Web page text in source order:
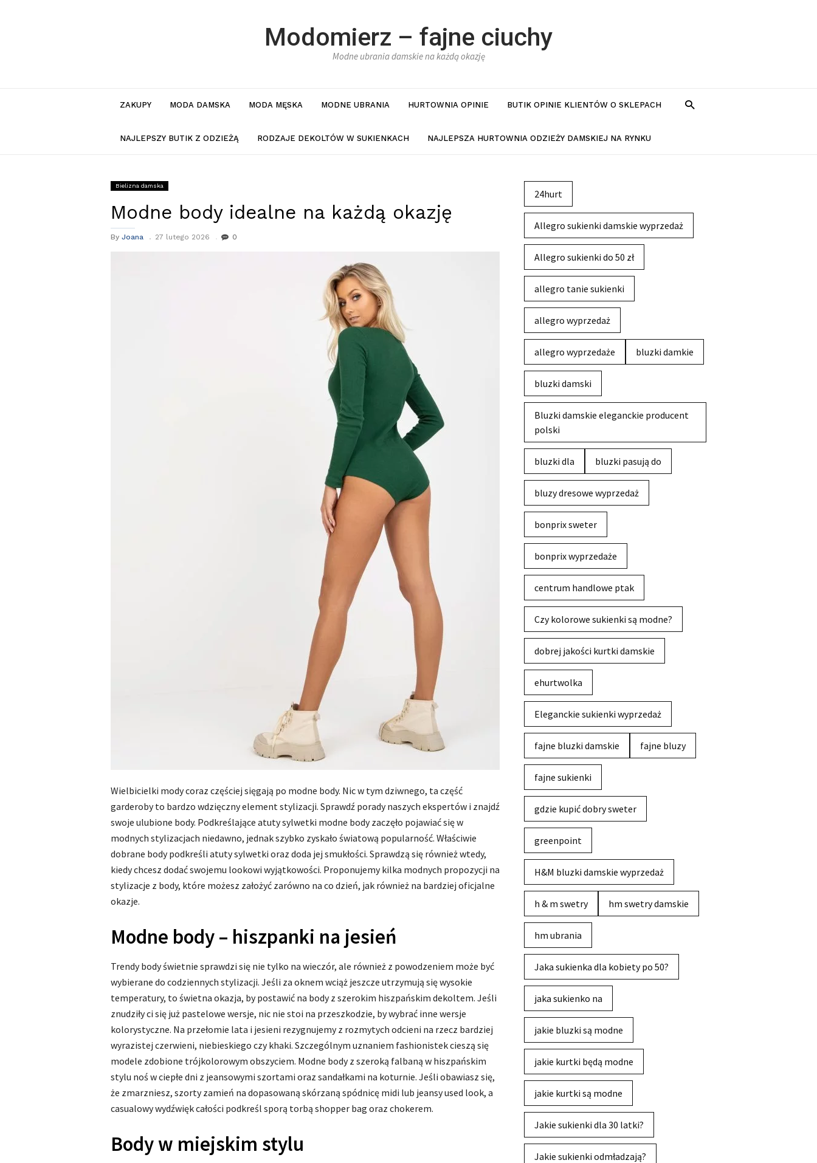
Modomierz – fajne ciuchy
Modne ubrania damskie na każdą okazję
ZAKUPY MODA DAMSKA MODA MĘSKA MODNE UBRANIA HURTOWNIA OPINIE BUTIK OPINIE KLIENTÓW O SKLEPACH
NAJLEPSZY BUTIK Z ODZIEŻĄ RODZAJE DEKOLTÓW W SUKIENKACH NAJLEPSZA HURTOWNIA ODZIEŻY DAMSKIEJ NA RYNKU
Bielizna damska
Modne body idealne na każdą okazję
By Joana 27 lutego 2026 0
Wielbicielki mody coraz częściej sięgają po modne body. Nic w tym dziwnego, ta część
garderoby to bardzo wdzięczny element stylizacji. Sprawdź porady naszych ekspertów i znajdź
swoje ulubione body. Podkreślające atuty sylwetki modne body zaczęło pojawiać się w
modnych stylizacjach niedawno, jednak szybko zyskało światową popularność. Właściwie
dobrane body podkreśli atuty sylwetki oraz doda jej smukłości. Sprawdzą się również wtedy,
kiedy chcesz dodać swojemu lookowi wyjątkowości. Proponujemy kilka modnych propozycji na
stylizacje z body, które możesz założyć zarówno na co dzień, jak również na bardziej oficjalne
okazje.
Modne body – hiszpanki na jesień
Trendy body świetnie sprawdzi się nie tylko na wieczór, ale również z powodzeniem może być
wybierane do codziennych stylizacji. Jeśli za oknem wciąż jeszcze utrzymują się wysokie
temperatury, to świetna okazja, by postawić na body z szerokim hiszpańskim dekoltem. Jeśli
znudziły ci się już pastelowe wersje, nic nie stoi na przeszkodzie, by wybrać inne wersje
kolorystyczne. Na przełomie lata i jesieni rezygnujemy z rozmytych odcieni na rzecz bardziej
wyrazistej czerwieni, niebieskiego czy khaki. Szczególnym uznaniem fashionistek cieszą się
modele zdobione trójkolorowym obszyciem. Modne body z szeroką falbaną w hiszpańskim
stylu noś w ciepłe dni z jeansowymi szortami oraz sandałkami na koturnie. Jeśli obawiasz się,
że zmarzniesz, szorty zamień na dopasowaną skórzaną spódnicę midi lub jeansy used look, a
casualowy wydźwięk całości podkreśl sporą torbą shopper bag oraz chokerem.
Body w miejskim stylu
24hurt
Allegro sukienki damskie wyprzedaż
Allegro sukienki do 50 zł
allegro tanie sukienki
allegro wyprzedaż
allegro wyprzedaże bluzki damkie
bluzki damski
Bluzki damskie eleganckie producent
polski
bluzki dla bluzki pasują do
bluzy dresowe wyprzedaż
bonprix sweter
bonprix wyprzedaże
centrum handlowe ptak
Czy kolorowe sukienki są modne?
dobrej jakości kurtki damskie
ehurtwolka
Eleganckie sukienki wyprzedaż
fajne bluzki damskie fajne bluzy
fajne sukienki
gdzie kupić dobry sweter
greenpoint
H&M bluzki damskie wyprzedaż
h & m swetry hm swetry damskie
hm ubrania
Jaka sukienka dla kobiety po 50?
jaka sukienko na
jakie bluzki są modne
jakie kurtki będą modne
jakie kurtki są modne
Jakie sukienki dla 30 latki?
Jakie sukienki odmładzają?